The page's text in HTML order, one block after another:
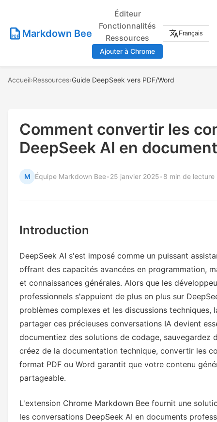
Markdown Bee
Éditeur
Fonctionnalités
Ressources
Ajouter à Chrome
Français
Accueil›Ressources›Guide DeepSeek vers PDF/Word
Comment convertir les
DeepSeek AI en
M Équipe Markdown Bee•25 janvier 2025•8 min de lecture
Introduction
DeepSeek AI s'est imposé comme un puissant
offrant des capacités avancées en programmation,
et connaissances générales. Alors que les
professionnels s'appuient de plus en plus sur
problèmes complexes et les discussions techniques,
partager ces précieuses conversations IA devient
documentiez des solutions de codage, sauvegardez
créez de la documentation technique, convertir les
format PDF ou Word garantit que votre contenu
partageable.
L'extension Chrome Markdown Bee fournit une
les conversations DeepSeek AI en documents